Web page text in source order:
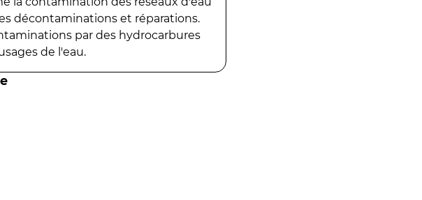
décontaminations et réparations.
par des hydrocarbures
de l'eau.